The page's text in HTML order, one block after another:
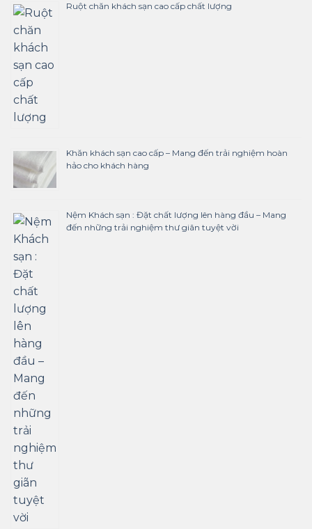
Ruột chăn khách sạn cao cấp chất lượng
Khăn khách sạn cao cấp – Mang đến trải nghiệm hoàn
hảo cho khách hàng
Nệm Khách sạn : Đặt chất lượng lên hàng đầu – Mang
đến những trải nghiệm thư giãn tuyệt vời